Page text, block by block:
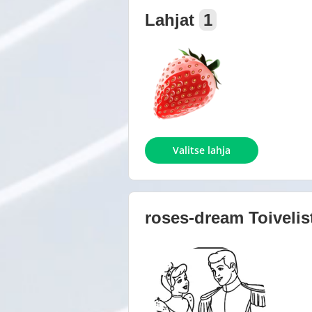
Lahjat 1
Valitse lahja
roses-dream